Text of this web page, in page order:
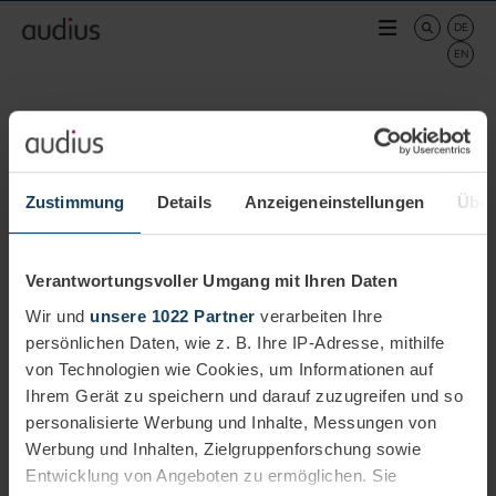
Zustimmung Details Anzeigeneinstellungen
Verantwortungsvoller Umgang mit Ihren Daten
Wir und unsere 1022 Partner verarbeiten Ihre
persönlichen Daten, wie z. B. Ihre IP-Adresse, mithilfe
von Technologien wie Cookies, um Informationen auf
Ihrem Gerät zu speichern und darauf zuzugreifen und so
personalisierte Werbung und Inhalte, Messungen von
Werbung und Inhalten, Zielgruppenforschung sowie
Entwicklung von Angeboten zu ermöglichen. Sie